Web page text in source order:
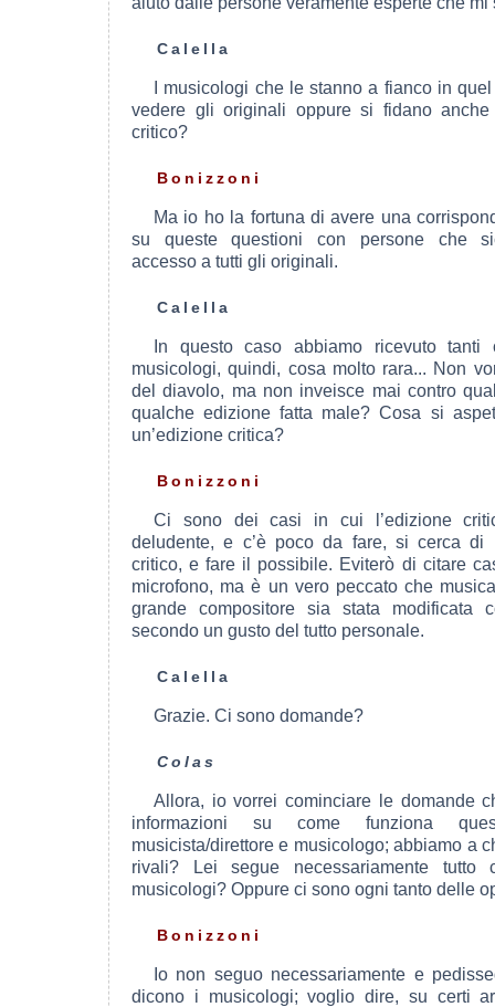
Calella
I musicologi che le stanno a fianco in
vedere gli originali oppure si fidano anche
critico?
Bonizzoni
Ma io ho la fortuna di avere una
su queste questioni con persone che
accesso a tutti gli originali.
Calella
In questo caso abbiamo ricevuto tanti
musicologi, quindi, cosa molto rara... Non
del diavolo, ma non inveisce mai contro
qualche edizione fatta male? Cosa si
un’edizione critica?
Bonizzoni
Ci sono dei casi in cui l’edizione
deludente, e c’è poco da fare, si cerca di
critico, e fare il possibile. Eviterò di citare
microfono, ma è un vero peccato che
grande compositore sia stata modificata
secondo un gusto del tutto personale.
Calella
Grazie. Ci sono domande?
Colas
Allora, io vorrei cominciare le domande
informazioni su come funziona
musicista/direttore e musicologo; abbiamo a
rivali? Lei segue necessariamente
musicologi? Oppure ci sono ogni tanto delle
Bonizzoni
Io non seguo necessariamente e
dicono i musicologi; voglio dire, su certi